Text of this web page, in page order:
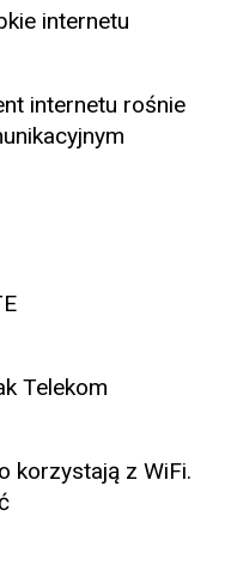
internetu
internetu rośnie
Telekom
korzystają z WiFi.